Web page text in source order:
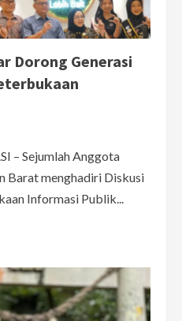
Dorong Generasi
– Sejumlah Anggota
Barat menghadiri Diskusi
Informasi Publik...